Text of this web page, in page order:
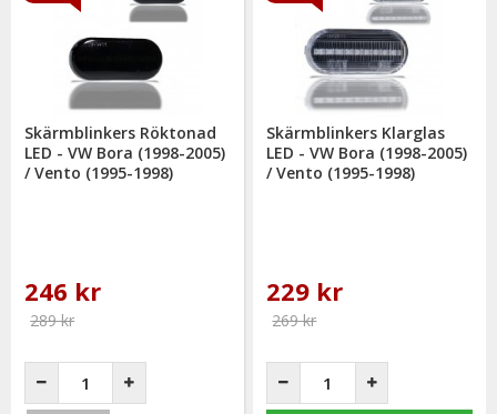
Skärmblinkers Röktonad
LED - VW Bora (1998-2005)
/ Vento (1995-1998)
246 kr
289 kr
Skärmblinkers Klarglas
LED - VW Bora (1998-2005)
/ Vento (1995-1998)
229 kr
269 kr